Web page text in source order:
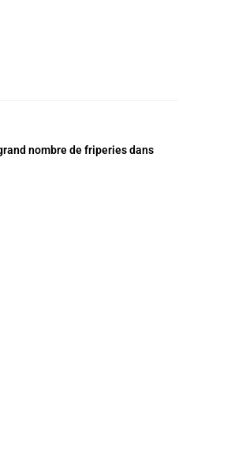
nombre de friperies dans